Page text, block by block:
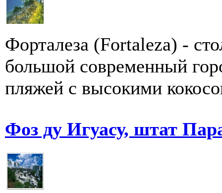
Форталеза (Fortaleza) -
большой современный
пляжей с высокими
Фоз ду Игуасу, штат